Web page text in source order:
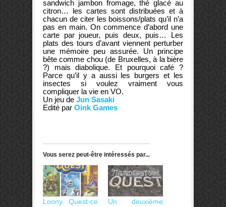
sandwich jambon fromage, thé glacé au
citron… les cartes sont distribuées et à
chacun de citer les boissons/plats qu’il n’a
pas en main. On commence d’abord une
carte par joueur, puis deux, puis… Les
plats des tours d’avant viennent perturber
une mémoire peu assurée. Un principe
bête comme chou (de Bruxelles, à la bière
?) mais diabolique. Et pourquoi café ?
Parce qu’il y a aussi les burgers et les
insectes si voulez vraiment vous
compliquer la vie en VO.
Un jeu de Jun Sasaki
Edité par Oink Games
Vous serez peut-être intéressés par...
Loony Quest-ce
Un deuxième